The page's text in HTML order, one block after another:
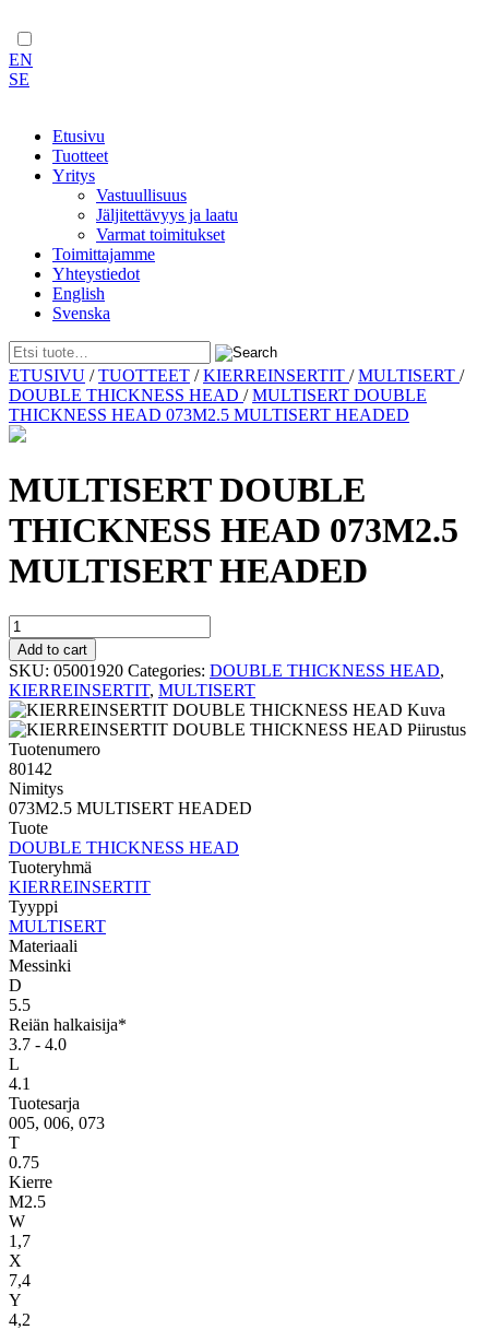
EN
SE
Etusivu
Tuotteet
Yritys
Vastuullisuus
Jäljitettävyys ja laatu
Varmat toimitukset
Toimittajamme
Yhteystiedot
English
Svenska
Skip
to
content
ETUSIVU /TUOTTEET /KIERREINSERTIT /MULTISERT /
DOUBLE THICKNESS HEAD /MULTISERT DOUBLE
THICKNESS HEAD 073M2.5 MULTISERT HEADED
MULTISERT DOUBLE
THICKNESS HEAD 073M2.5
MULTISERT HEADED
MULTISERT
DOUBLE
THICKNESS
HEAD
073M2.5
MULTISERT
HEADED
quantity
Add to cart
SKU: 05001920 Categories: DOUBLE THICKNESS HEAD,
KIERREINSERTIT, MULTISERT
Tuotenumero
80142
Nimitys
073M2.5 MULTISERT HEADED
Tuote
DOUBLE THICKNESS HEAD
Tuoteryhmä
KIERREINSERTIT
Tyyppi
MULTISERT
Materiaali
Messinki
D
5.5
Reiän halkaisija*
3.7 - 4.0
L
4.1
Tuotesarja
005, 006, 073
T
0.75
Kierre
M2.5
W
1,7
X
7,4
Y
4,2